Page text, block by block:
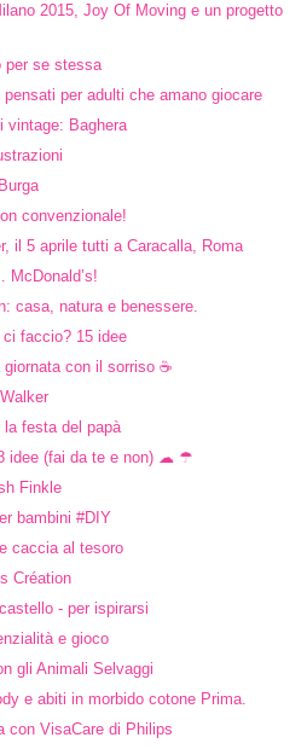
2015, Joy Of Moving e un progetto
per se stessa
pensati per adulti che amano giocare
vintage: Baghera
convenzionale!
il 5 aprile tutti a Caracalla, Roma
McDonald’s!
casa, natura e benessere.
faccio? 15 idee
con il sorriso ☕
festa del papà
idee (fai da te e non) ☁ ☂
Finkle
bambini #DIY
caccia al tesoro
Création
- per ispirarsi
e gioco
gli Animali Selvaggi
e abiti in morbido cotone Prima.
con VisaCare di Philips